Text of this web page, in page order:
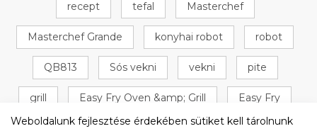
recept tefal Masterchef
Masterchef Grande konyhai robot robot
QB813 Sós vekni vekni pite
grill Easy Fry Oven &amp; Grill Easy Fry
Oven &amp; Grill + 16 következő
Weboldalunk fejlesztése érdekében sütiket kell tárolnunk